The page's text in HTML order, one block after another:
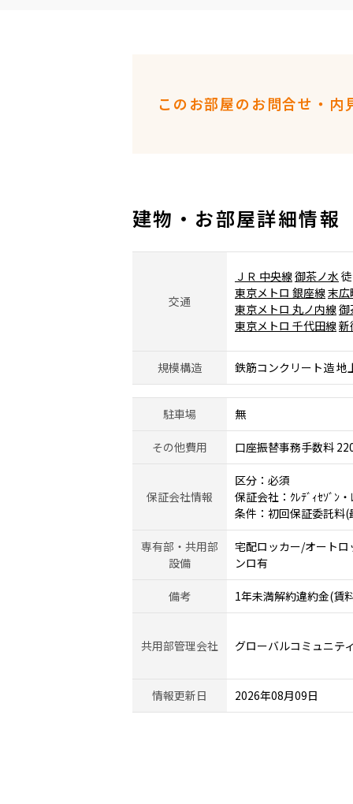
このお部屋のお問合せ・内
建物・お部屋詳細情報
交通
ＪＲ 中央線御茶ノ水
東京メトロ 銀座線末広
東京メトロ 丸ノ内線御
東京メトロ 千代田線新
規模構造 鉄筋コンクリート造 地
駐車場 無
その他費用 口座振替事務手数料
保証会社情報
区分：必須
保証会社：ｸﾚﾃﾞｨｾｿﾞﾝ
条件：初回保証委託料
専有部・共用部
設備
宅配ロッカー/オート
ンロ有
備考 1年未満解約違約金(賃
共用部管理会社 グローバルコミュニ
情報更新日 2026年08月09日